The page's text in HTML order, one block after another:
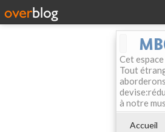
Cet
Tout
à notre
Accueil